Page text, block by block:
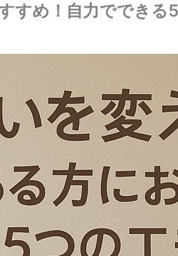
すめ！自力でできる